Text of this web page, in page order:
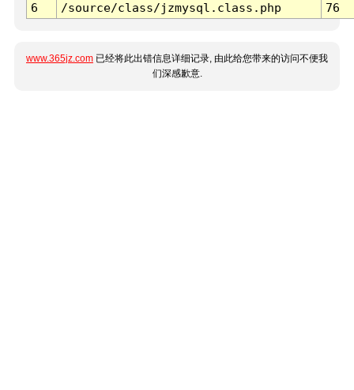
6
/source/class/jzmysql.class.php 76
www.365jz.com 已经将此出错信息详细记录, 由此给您带来的访问不便我
们深感歉意.